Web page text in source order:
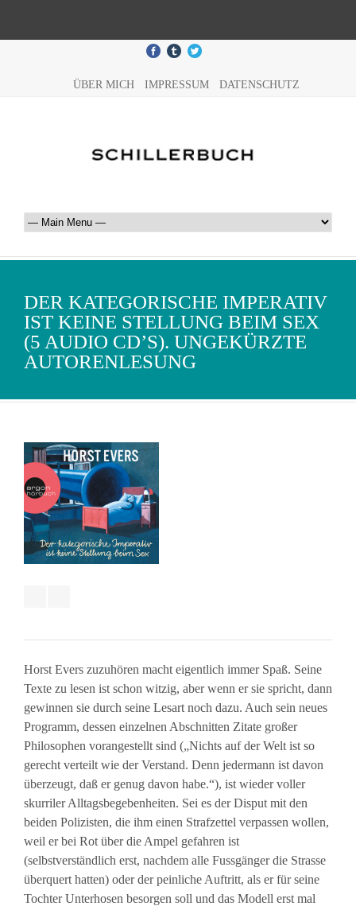
ÜBER MICH IMPRESSUM DATENSCHUTZ
DER KATEGORISCHE IMPERATIV
IST KEINE STELLUNG BEIM SEX
(5 AUDIO CD’S). UNGEKÜRZTE
AUTORENLESUNG
Horst Evers zuzuhören macht eigentlich immer Spaß. Seine
Texte zu lesen ist schon witzig, aber wenn er sie spricht, dann
gewinnen sie durch seine Lesart noch dazu. Auch sein neues
Programm, dessen einzelnen Abschnitten Zitate großer
Philosophen vorangestellt sind („Nichts auf der Welt ist so
gerecht verteilt wie der Verstand. Denn jedermann ist davon
überzeugt, daß er genug davon habe.“), ist wieder voller
skurriler Alltagsbegebenheiten. Sei es der Disput mit den
beiden Polizisten, die ihm einen Strafzettel verpassen wollen,
weil er bei Rot über die Ampel gefahren ist
(selbstverständlich erst, nachdem alle Fussgänger die Strasse
überquert hatten) oder der peinliche Auftritt, als er für seine
Tochter Unterhosen besorgen soll und das Modell erst mal